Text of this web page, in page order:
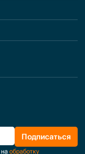
Подписаться
на обработку